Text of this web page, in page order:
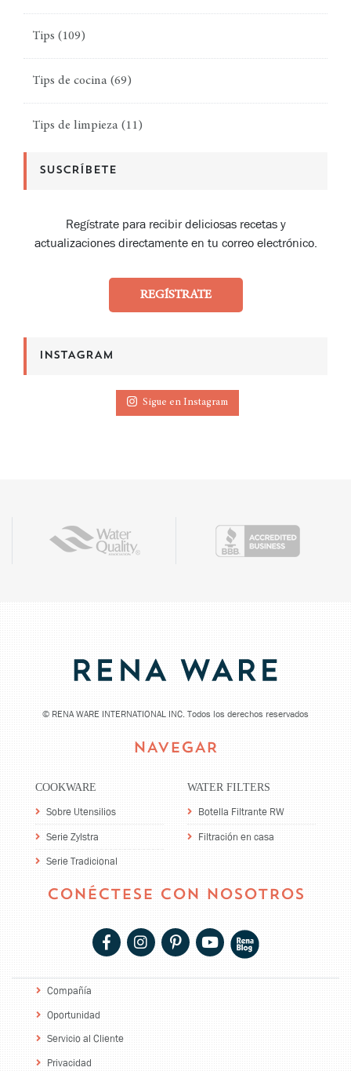
Tips (109)
Tips de cocina (69)
Tips de limpieza (11)
SUSCRÍBETE
Regístrate para recibir deliciosas recetas y
actualizaciones directamente en tu correo electrónico.
REGÍSTRATE
INSTAGRAM
Sigue en Instagram
© RENA WARE INTERNATIONAL INC. Todos los derechos reservados
NAVEGAR
COOKWARE
Sobre Utensilios
Serie Zylstra
Serie Tradicional
WATER FILTERS
Botella Filtrante RW
Filtración en casa
CONÉCTESE CON NOSOTROS
Compañía
Oportunidad
Servicio al Cliente
Privacidad